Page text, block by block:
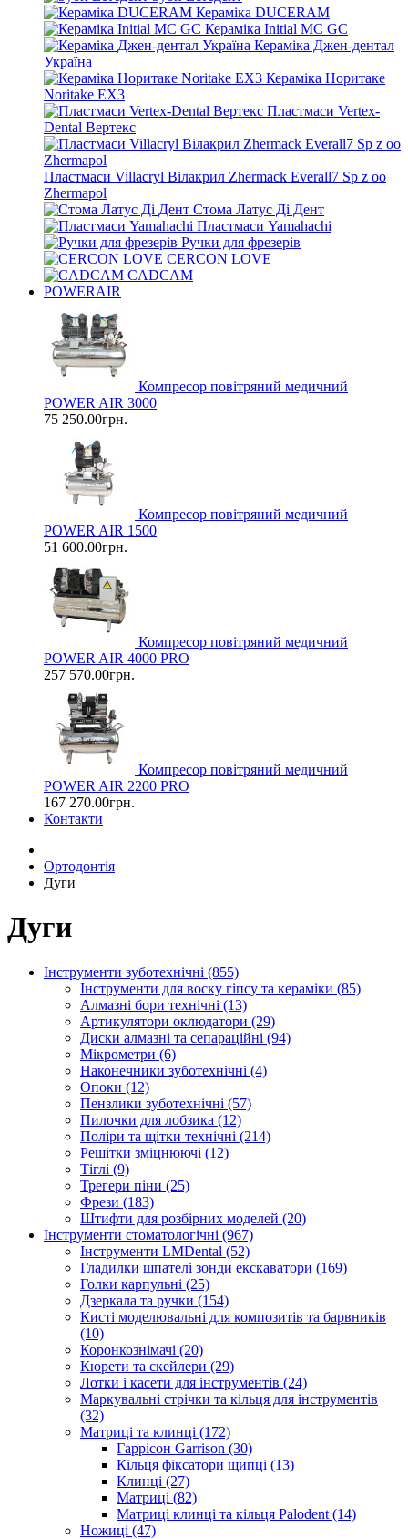
Кераміка DUCERAM
Кераміка Initial MC GC
Кераміка Джен-дентал
Україна
Кераміка Норитаке
Noritake EX3
Пластмаси Vertex-
Dental Вертекс
Пластмаси Villacryl Вілакрил Zhermack Everall7 Sp z oo
Zhermapol
Стома Латус Ді Дент
Пластмаси Yamahachi
Ручки для фрезерів
CERCON LOVE
CADCAM
POWERAIR
Компресор повітряний медичний
POWER AIR 3000
75 250.00грн.
Компресор повітряний медичний
POWER AIR 1500
51 600.00грн.
Компресор повітряний медичний
POWER AIR 4000 PRO
257 570.00грн.
Компресор повітряний медичний
POWER AIR 2200 PRO
167 270.00грн.
Контакти
Ортодонтія
Дуги
Дуги
Інструменти зуботехнічні (855)
Інструменти для воску гіпсу та кераміки (85)
Алмазні бори технічні (13)
Артикулятори оклюдатори (29)
Диски алмазні та сепараційні (94)
Мікрометри (6)
Наконечники зуботехнічні (4)
Опоки (12)
Пензлики зуботехнічні (57)
Пилочки для лобзика (12)
Поліри та щітки технічні (214)
Решітки зміцнюючі (12)
Тіглі (9)
Трегери піни (25)
Фрези (183)
Штифти для розбірних моделей (20)
Інструменти стоматологічні (967)
Інструменти LMDental (52)
Гладилки шпателі зонди екскаватори (169)
Голки карпульні (25)
Дзеркала та ручки (154)
Кисті моделювальні для композитів та барвників
(10)
Коронкознімачі (20)
Кюрети та скейлери (29)
Лотки і касети для інструментів (24)
Маркувальні стрічки та кільця для інструментів
(32)
Матриці та клинці (172)
Гаррісон Garrison (30)
Кільця фіксатори щипці (13)
Клинці (27)
Матриці (82)
Матриці клинці та кільця Palodent (14)
Ножиці (47)